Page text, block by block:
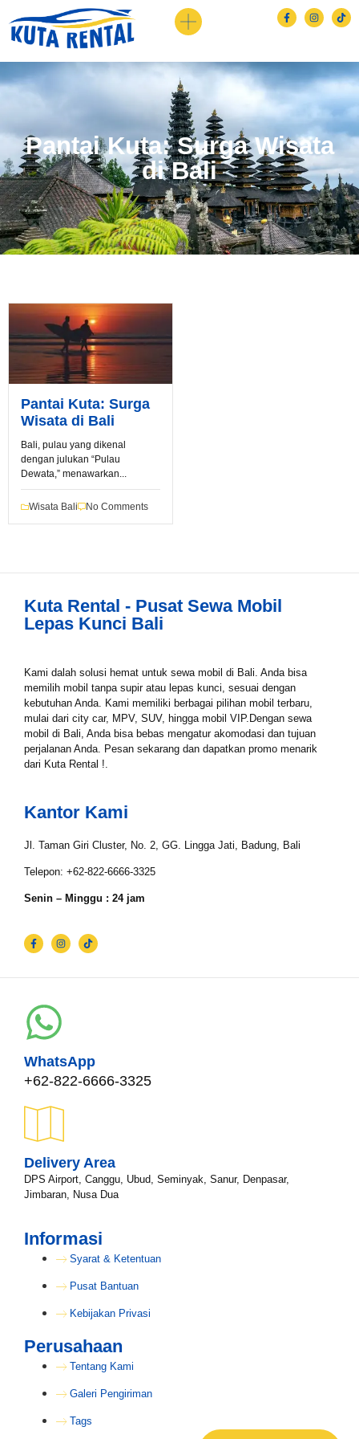
Pantai Kuta: Surga Wisata
di Bali
Pantai Kuta: Surga
Wisata di Bali
Bali, pulau yang dikenal
dengan julukan “Pulau
Dewata,” menawarkan...
Wisata Bali No Comments
Kuta Rental - Pusat Sewa Mobil
Lepas Kunci Bali
Kami dalah solusi hemat untuk sewa mobil di Bali. Anda bisa
memilih mobil tanpa supir atau lepas kunci, sesuai dengan
kebutuhan Anda. Kami memiliki berbagai pilihan mobil terbaru,
mulai dari city car, MPV, SUV, hingga mobil VIP.Dengan sewa
mobil di Bali, Anda bisa bebas mengatur akomodasi dan tujuan
perjalanan Anda. Pesan sekarang dan dapatkan promo menarik
dari Kuta Rental !.
Book via WhatsApp
Pilih Mobil*
Tipe Sewa*
Nama*
Tgl Mulai*
Tgl Selesai*
Email*
WhatsApp*
Lokasi Pengiriman & Pengembalian
Kantor Kami
Jl. Taman Giri Cluster, No. 2, GG. Lingga Jati, Badung, Bali
Telepon: +62-822-6666-3325
Senin – Minggu : 24 jam
WhatsApp
+62-822-6666-3325
Delivery Area
DPS Airport, Canggu, Ubud, Seminyak, Sanur, Denpasar,
Jimbaran, Nusa Dua
Informasi
Syarat & Ketentuan
Pusat Bantuan
Kebijakan Privasi
Perusahaan
Tentang Kami
Galeri Pengiriman
Tags